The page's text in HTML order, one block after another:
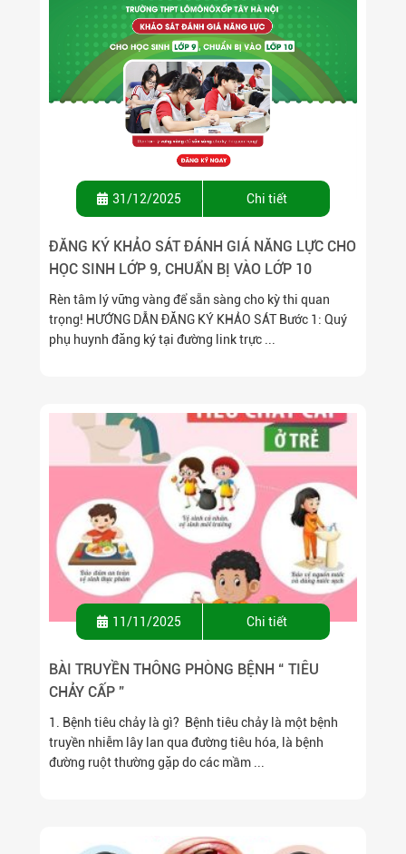
31/12/2025 Chi tiết
ĐĂNG KÝ KHẢO SÁT ĐÁNH GIÁ NĂNG LỰC CHO
HỌC SINH LỚP 9, CHUẨN BỊ VÀO LỚP 10
Rèn tâm lý vững vàng để sẵn sàng cho kỳ thi quan
trọng! HƯỚNG DẪN ĐĂNG KÝ KHẢO SÁT Bước 1: Quý
phụ huynh đăng ký tại đường link trực ...
11/11/2025 Chi tiết
BÀI TRUYỀN THÔNG PHÒNG BỆNH “ TIÊU
CHẢY CẤP ”
1. Bệnh tiêu chảy là gì? Bệnh tiêu chảy là một bệnh
truyền nhiễm lây lan qua đường tiêu hóa, là bệnh
đường ruột thường gặp do các mầm ...